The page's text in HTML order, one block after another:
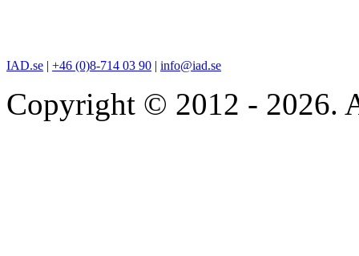
IAD.se | +46 (0)8-714 03 90 | info@iad.se
Copyright © 2012 - 2026.